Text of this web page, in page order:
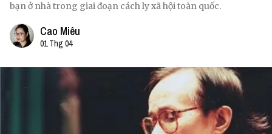
bạn ở nhà trong giai đoạn cách ly xã hội toàn quốc.
Cao Miêu
01 Thg 04